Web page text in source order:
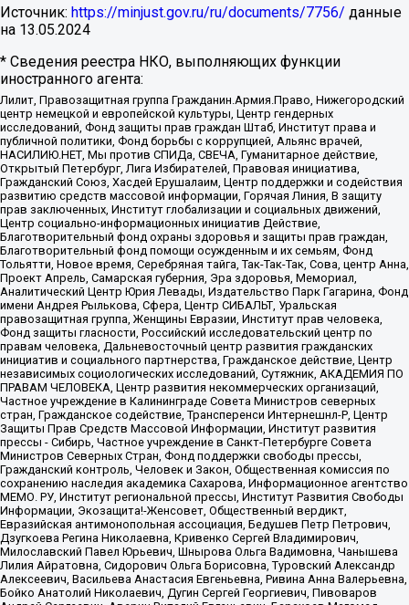
Источник: https://minjust.gov.ru/ru/documents/7756/ данные
на 13.05.2024
* Сведения реестра НКО, выполняющих функции
иностранного агента:
Лилит, Правозащитная группа Гражданин.Армия.Право, Нижегородский
центр немецкой и европейской культуры, Центр гендерных
исследований, Фонд защиты прав граждан Штаб, Институт права и
публичной политики, Фонд борьбы с коррупцией, Альянс врачей,
НАСИЛИЮ.НЕТ, Мы против СПИДа, СВЕЧА, Гуманитарное действие,
Открытый Петербург, Лига Избирателей, Правовая инициатива,
Гражданский Союз, Хасдей Ерушалаим, Центр поддержки и содействия
развитию средств массовой информации, Горячая Линия, В защиту
прав заключенных, Институт глобализации и социальных движений,
Центр социально-информационных инициатив Действие,
Благотворительный фонд охраны здоровья и защиты прав граждан,
Благотворительный фонд помощи осужденным и их семьям, Фонд
Тольятти, Новое время, Серебряная тайга, Так-Так-Так, Сова, центр Анна,
Проект Апрель, Самарская губерния, Эра здоровья, Мемориал,
Аналитический Центр Юрия Левады, Издательство Парк Гагарина, Фонд
имени Андрея Рылькова, Сфера, Центр СИБАЛЬТ, Уральская
правозащитная группа, Женщины Евразии, Институт прав человека,
Фонд защиты гласности, Российский исследовательский центр по
правам человека, Дальневосточный центр развития гражданских
инициатив и социального партнерства, Гражданское действие, Центр
независимых социологических исследований, Сутяжник, АКАДЕМИЯ ПО
ПРАВАМ ЧЕЛОВЕКА, Центр развития некоммерческих организаций,
Частное учреждение в Калининграде Совета Министров северных
стран, Гражданское содействие, Трансперенси Интернешнл-Р, Центр
Защиты Прав Средств Массовой Информации, Институт развития
прессы - Сибирь, Частное учреждение в Санкт-Петербурге Совета
Министров Северных Стран, Фонд поддержки свободы прессы,
Гражданский контроль, Человек и Закон, Общественная комиссия по
сохранению наследия академика Сахарова, Информационное агентство
МЕМО. РУ, Институт региональной прессы, Институт Развития Свободы
Информации, Экозащита!-Женсовет, Общественный вердикт,
Евразийская антимонопольная ассоциация, Бедушев Петр Петрович,
Дзугкоева Регина Николаевна, Кривенко Сергей Владимирович,
Милославский Павел Юрьевич, Шнырова Ольга Вадимовна, Чанышева
Лилия Айратовна, Сидорович Ольга Борисовна, Туровский Александр
Алексеевич, Васильева Анастасия Евгеньевна, Ривина Анна Валерьевна,
Бойко Анатолий Николаевич, Дугин Сергей Георгиевич, Пивоваров